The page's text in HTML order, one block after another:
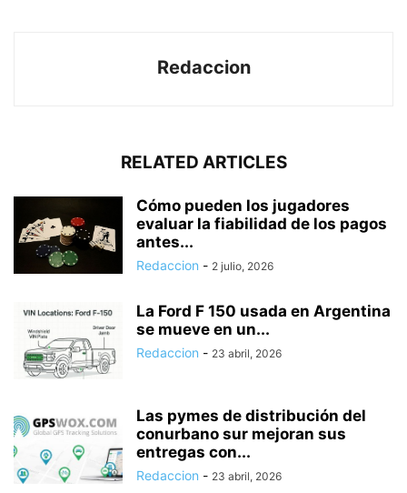
Redaccion
RELATED ARTICLES
Cómo pueden los jugadores
evaluar la fiabilidad de los pagos
antes...
Redaccion - 2 julio, 2026
La Ford F 150 usada en Argentina
se mueve en un...
Redaccion - 23 abril, 2026
Las pymes de distribución del
conurbano sur mejoran sus
entregas con...
Redaccion - 23 abril, 2026